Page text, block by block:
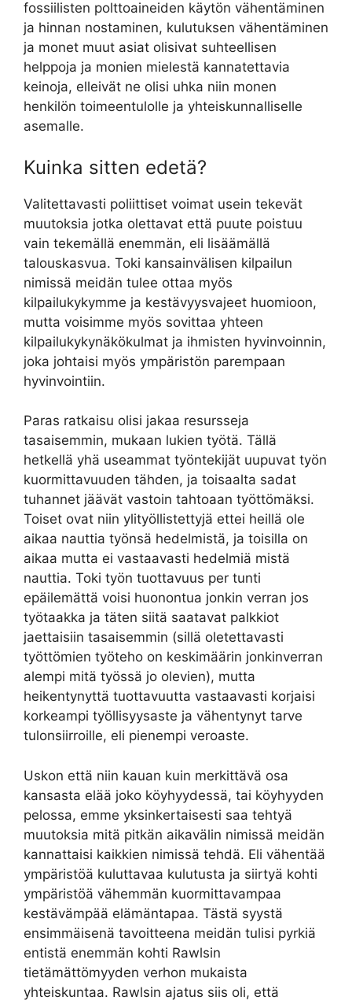
fossiilisten polttoaineiden käytön vähentäminen
ja hinnan nostaminen, kulutuksen vähentäminen
ja monet muut asiat olisivat suhteellisen
helppoja ja monien mielestä kannatettavia
keinoja, elleivät ne olisi uhka niin monen
henkilön toimeentulolle ja yhteiskunnalliselle
asemalle.
Kuinka sitten edetä?
Valitettavasti poliittiset voimat usein tekevät
muutoksia jotka olettavat että puute poistuu
vain tekemällä enemmän, eli lisäämällä
talouskasvua. Toki kansainvälisen kilpailun
nimissä meidän tulee ottaa myös
kilpailukykymme ja kestävyysvajeet huomioon,
mutta voisimme myös sovittaa yhteen
kilpailukykynäkökulmat ja ihmisten hyvinvoinnin,
joka johtaisi myös ympäristön parempaan
hyvinvointiin.
Paras ratkaisu olisi jakaa resursseja
tasaisemmin, mukaan lukien työtä. Tällä
hetkellä yhä useammat työntekijät uupuvat työn
kuormittavuuden tähden, ja toisaalta sadat
tuhannet jäävät vastoin tahtoaan työttömäksi.
Toiset ovat niin ylityöllistettyjä ettei heillä ole
aikaa nauttia työnsä hedelmistä, ja toisilla on
aikaa mutta ei vastaavasti hedelmiä mistä
nauttia. Toki työn tuottavuus per tunti
epäilemättä voisi huonontua jonkin verran jos
työtaakka ja täten siitä saatavat palkkiot
jaettaisiin tasaisemmin (sillä oletettavasti
työttömien työteho on keskimäärin jonkinverran
alempi mitä työssä jo olevien), mutta
heikentynyttä tuottavuutta vastaavasti korjaisi
korkeampi työllisyysaste ja vähentynyt tarve
tulonsiirroille, eli pienempi veroaste.
Uskon että niin kauan kuin merkittävä osa
kansasta elää joko köyhyydessä, tai köyhyyden
pelossa, emme yksinkertaisesti saa tehtyä
muutoksia mitä pitkän aikavälin nimissä meidän
kannattaisi kaikkien nimissä tehdä. Eli vähentää
ympäristöä kuluttavaa kulutusta ja siirtyä kohti
ympäristöä vähemmän kuormittavampaa
kestävämpää elämäntapaa. Tästä syystä
ensimmäisenä tavoitteena meidän tulisi pyrkiä
entistä enemmän kohti Rawlsin
tietämättömyyden verhon mukaista
yhteiskuntaa. Rawlsin ajatus siis oli, että